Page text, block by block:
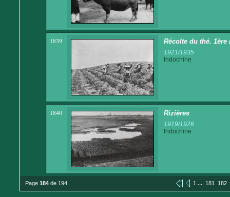
1839 Récolte du thé. 1ère
1921/1935
Indochine
1840 Rizières
1919/1926
Indochine
Page 184 de 194 1 ... 181 182